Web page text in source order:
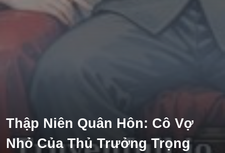
Cung Đấu
Gương Vỡ Không Lành
Thập Niên Quân Hôn: Cô Vợ
Nhỏ Của Thủ Trưởng Trọng